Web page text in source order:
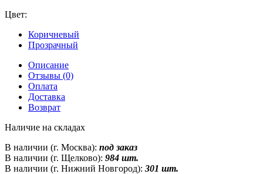
Цвет:
Коричневый
Прозрачный
Описание
Отзывы (0)
Оплата
Доставка
Возврат
Наличие на складах
В наличии (г. Москва): под заказ
В наличии (г. Щелково): 984 шт.
В наличии (г. Нижний Новгород): 301 шт.